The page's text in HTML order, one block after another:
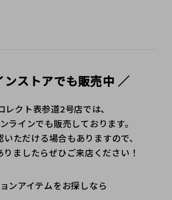
ンストアでも販売中 ／
レクト表参道2号店では、
ラインでも販売しております。
ただける場合もありますので、
ましたらぜひご来店ください！
ンアイテムをお探しなら